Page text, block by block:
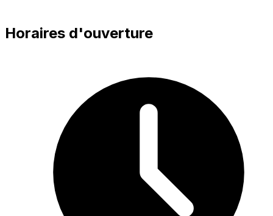
Horaires d'ouverture